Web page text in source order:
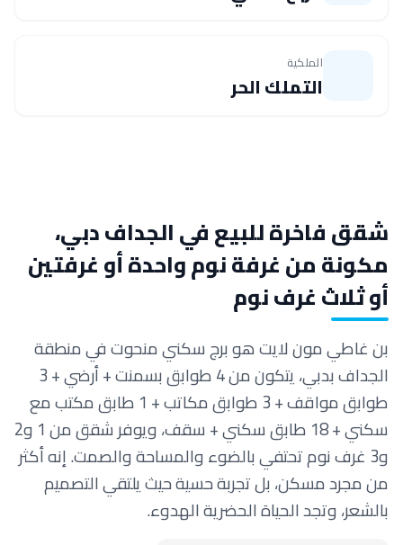
الملكية
التملك الحر
شقق فاخرة للبيع في الجداف دبي،
مكونة من غرفة نوم واحدة أو غرفتين
أو ثلاث غرف نوم
بن غاطي مون لايت هو برج سكني منحوت في منطقة
الجداف بدبي، يتكون من 4 طوابق بسمنت + أرضي + 3
طوابق مواقف + 3 طوابق مكاتب + 1 طابق مكتب مع
سكني + 18 طابق سكني + سقف، ويوفر شقق من 1 و2
و3 غرف نوم تحتفي بالضوء والمساحة والصمت. إنه أكثر
من مجرد مسكن، بل تجربة حسية حيث يلتقي التصميم
بالشعر، وتجد الحياة الحضرية الهدوء.